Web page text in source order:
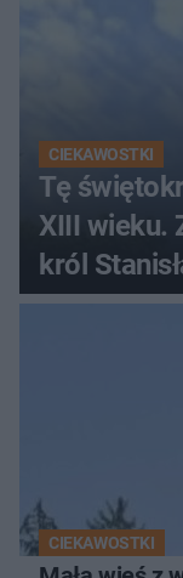
CIEKAWOSTKI
Tę
XIII wieku.
król
CIEKAWOSTKI